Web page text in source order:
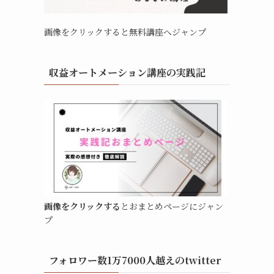
画像をクリックすると無料講座へジャンプ
収益オートメーション講座の実践記
画像をクリックする とおまとめページにジャン
プ
フォロワー数1万7000人越えのtwitter